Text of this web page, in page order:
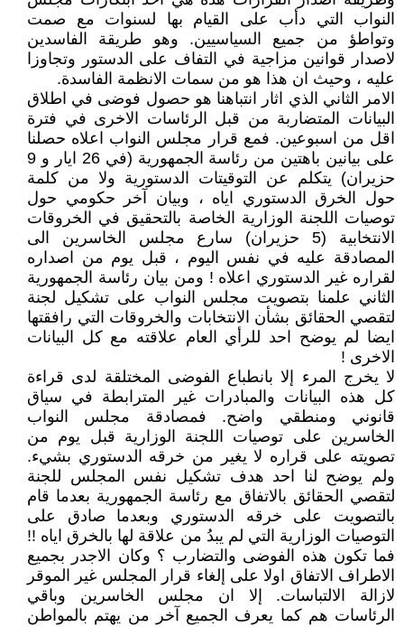
النواب التي دأب على القيام بها لسنوات مع صمت
وتواطؤ من جميع السياسيين. وهو طريقة الفاسدين
لاصدار قوانين مزاجية في التفاف على الدستور وتجاوزا
عليه ، وحيث ان هذا هو من سمات الانظمة الفاسدة.
الامر الثاني الذي اثار انتباهنا هو حصول فوضى في اطلاق
البيانات المتضاربة من قبل الرئاسات الاخرى في فترة
اقل من اسبوعين. فمع قرار مجلس النواب اعلاه حصلنا
على بيانين باهتين من رئاسة الجمهورية (في 26 ايار و 9
حزيران) يتكلم عن التوقيتات الدستورية ولا من كلمة
حول الخرق الدستوري اياه ، وبيان آخر حكومي حول
توصيات اللجنة الوزارية الخاصة بالتحقيق في الخروقات
الانتخابية (5 حزيران) سارع مجلس الخاسرين الى
المصادقة عليه في نفس اليوم ، قبل يوم من اصداره
لقراره غير الدستوري اعلاه ! ومن بيان رئاسة الجمهورية
الثاني علمنا بتصويت مجلس النواب على تشكيل لجنة
لتقصي الحقائق بشأن الانتخابات والخروقات التي رافقتها
ايضا لم يوضح احد للرأي العام علاقته مع كل البيانات
الاخرى !
لا يخرج المرء إلا بانطباع الفوضى المختلقة لدى قراءة
كل هذه البيانات والمبادرات غير المترابطة في سياق
قانوني ومنطقي واضح. فمصادقة مجلس النواب
الخاسرين على توصيات اللجنة الوزارية قبل يوم من
تصويته على قراره لا يغير من خرقه الدستوري بشيء.
ولم يوضح لنا احد هدف تشكيل نفس المجلس للجنة
لتقصي الحقائق بالاتفاق مع رئاسة الجمهورية بعدما قام
بالتصويت على خرقه الدستوري وبعدما صادق على
التوصيات الوزارية التي لم يبدُ من علاقة لها بالخرق اياه !!
فما تكون هذه الفوضى والتضارب ؟ وكان الاجدر بجميع
الاطراف الاتفاق اولا على إلغاء قرار المجلس غير الموقر
لازالة الالتباسات. إلا ان مجلس الخاسرين وباقي
الرئاسات هم كما يعرف الجميع آخر من يهتم بالمواطن